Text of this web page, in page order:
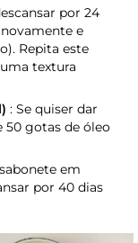
por 24
e
Repita este
textura
: Se quiser dar
50 gotas de óleo
em
por 40 dias